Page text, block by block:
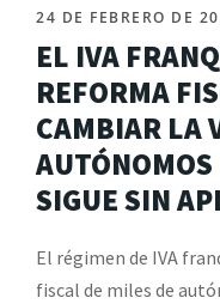
24 DE FEBRERO DE
EL IVA
REFORMA
CAMBIAR LA
AUTÓNOMOS
SIGUE SIN
El régimen de IVA
fiscal de miles de